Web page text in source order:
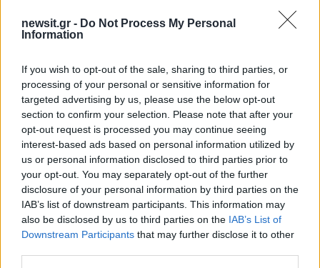
newsit.gr - Do Not Process My Personal
Information
If you wish to opt-out of the sale, sharing to third parties, or
processing of your personal or sensitive information for
targeted advertising by us, please use the below opt-out
section to confirm your selection. Please note that after your
opt-out request is processed you may continue seeing
interest-based ads based on personal information utilized by
us or personal information disclosed to third parties prior to
your opt-out. You may separately opt-out of the further
disclosure of your personal information by third parties on the
IAB’s list of downstream participants. This information may
also be disclosed by us to third parties on the IAB’s List of
Downstream Participants that may further disclose it to other
Αν τα χάσατε
Ανανεώθηκε πριν
36 δευτερόλεπτα